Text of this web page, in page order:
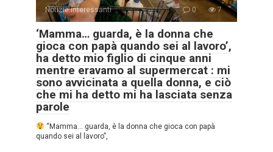
Notizie interessanti 0 7
‘Mamma… guarda, è la donna che
gioca con papà quando sei al lavoro’,
ha detto mio figlio di cinque anni
mentre eravamo al supermercat : mi
sono avvicinata a quella donna, e ciò
che mi ha detto mi ha lasciata senza
parole
“Mamma… guarda, è la donna che gioca con papà
quando sei al lavoro”,